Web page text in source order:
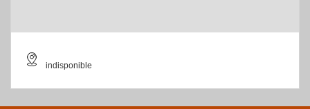
indisponible